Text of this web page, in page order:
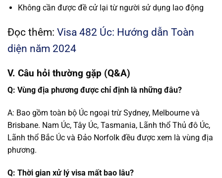
Không cần được đề cử lại từ người sử dụng lao động
Đọc thêm: Visa 482 Úc: Hướng dẫn Toàn
diện năm 2024
V. Câu hỏi thường gặp (Q&A)
Q: Vùng địa phương được chỉ định là những đâu?
A: Bao gồm toàn bộ Úc ngoại trừ Sydney, Melbourne và
Brisbane. Nam Úc, Tây Úc, Tasmania, Lãnh thổ Thủ đô Úc,
Lãnh thổ Bắc Úc và Đảo Norfolk đều được xem là vùng địa
phương.
Q: Thời gian xử lý visa mất bao lâu?